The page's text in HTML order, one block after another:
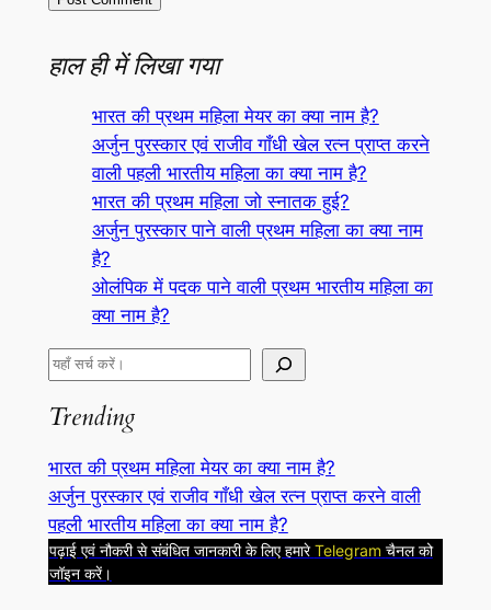
हाल ही में लिखा गया
भारत की प्रथम महिला मेयर का क्या नाम है?
अर्जुन पुरस्कार एवं राजीव गाँधी खेल रत्न प्राप्त करने
वाली पहली भारतीय महिला का क्या नाम है?
भारत की प्रथम महिला जो स्नातक हुई?
अर्जुन पुरस्कार पाने वाली प्रथम महिला का क्या नाम
है?
ओलंपिक में पदक पाने वाली प्रथम भारतीय महिला का
क्या नाम है?
S
a
c
h
Trending
भारत की प्रथम महिला मेयर का क्या नाम है?
अर्जुन पुरस्कार एवं राजीव गाँधी खेल रत्न प्राप्त करने वाली
पहली भारतीय महिला का क्या नाम है?
पढ़ाई एवं नौकरी से संबंधित जानकारी के लिए हमारे Telegram चैनल को
जॉइन करें।